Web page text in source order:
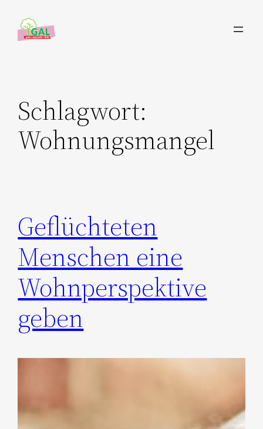
Inhalt
springen
Schlagwort:
Wohnungsmangel
Geflüchteten
Menschen eine
Wohnperspektive
geben